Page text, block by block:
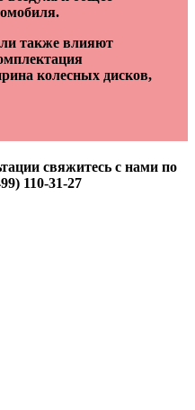
также влияют
колесных дисков,
свяжитесь с нами по
110-31-27